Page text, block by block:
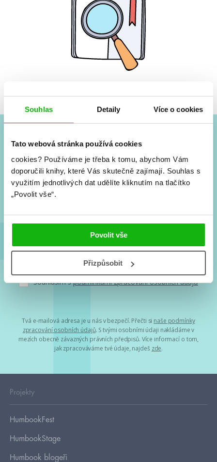
Souhlas Detaily Více o cookies
Tato webová stránka používá cookies
cookies? Používáme je třeba k tomu, abychom Vám
doporučili knihy, které Vás skutečně zajímají. Souhlas s
využitím jednotlivých dat udělíte kliknutím na tlačítko
„Povolit vše“.
Povolit vše
Přizpůsobit
#HumbookNews
Vše kolem #youngadult každý měsíc rovnou do mailu!
Nové knihy, co se chystá, kvízy, soutěže, autoři, filmové
a seriálové adaptace a další.
Souhlasím spodmínkami zpracování osobních údajů
Tvá e-mailová adresa je u nás v bezpečí. Přečti si naše podmínky
zpracování osobních údajů. S tvými osobními údaji nakládáme v
mezích obecně závazných právních předpisů. Více informací o tom,
jak zpracováváme tvé údaje, najdeš zde.
Projekty
HumbookFest
HumbookStage
Humbook blogeři